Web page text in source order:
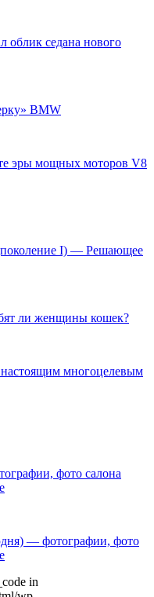
облик седана нового
BMW
эры мощных моторов V8
I) — Решающее
ли женщины кошек?
многоцелевым
фото салона
— фотографии, фото
in